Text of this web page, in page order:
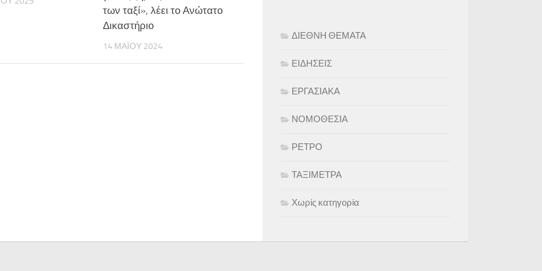
των ταξί», λέει το Ανώτατο
Δικαστήριο
14 ΜΑΪ́ΟΥ 2024
ΔΙΕΘΝΗ ΘΕΜΑΤΑ
ΕΙΔΗΣΕΙΣ
ΕΡΓΑΣΙΑΚΑ
ΝΟΜΟΘΕΣΙΑ
ΡΕΤΡΟ
ΤΑΞΙΜΕΤΡΑ
Χωρίς κατηγορία